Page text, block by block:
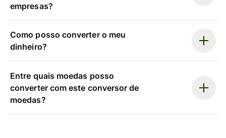
empresas?
Como posso converter o meu
dinheiro?
Entre quais moedas posso
converter com este conversor de
moedas?